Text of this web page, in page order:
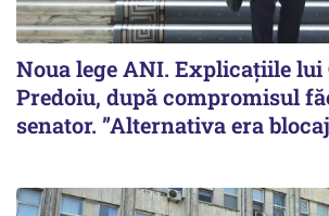
Noua lege ANI. Explicațiile lui
Predoiu, după compromisul
senator. ”Alternativa era